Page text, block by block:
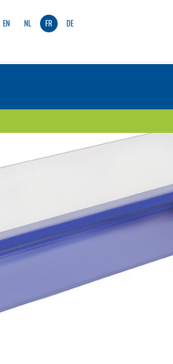
EN NL FR DE